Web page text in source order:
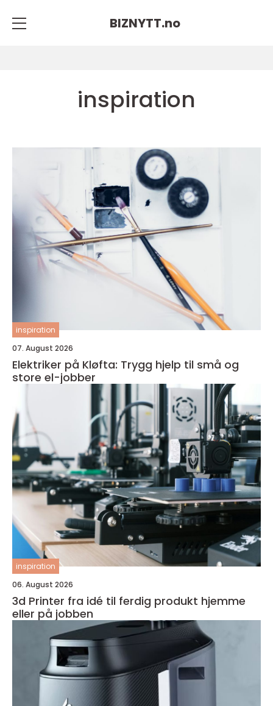
BIZNYTT.no
inspiration
inspiration
07. August 2026
Elektriker på Kløfta: Trygg hjelp til små og
store el-jobber
inspiration
06. August 2026
3d Printer fra idé til ferdig produkt hjemme
eller på jobben